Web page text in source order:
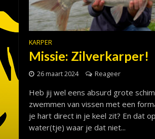
KARPER
Missie: Zilverkarper!
26 maart 2024 Reageer
Heb jij wel eens absurd grote
zwemmen van vissen met een
je hart direct in je keel zit? En dat
water(tje) waar je dat niet...